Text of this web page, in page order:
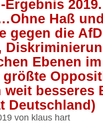
Haß
gegen die
Ebenen
größte
besseres
Deutschland)
von klaus hart